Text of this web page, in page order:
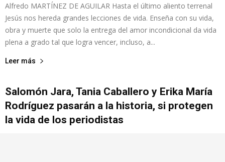
Alfredo MARTÍNEZ DE AGUILAR Hasta el último aliento terrenal
Jesús nos hereda grandes lecciones de vida. Enseña con su vida,
obra y muerte que solo la entrega del amor incondicional da vida
plena a grado tal que logra vencer, incluso, a...
Leer más
Salomón Jara, Tania Caballero y Erika María
Rodríguez pasarán a la historia, si protegen
la vida de los periodistas